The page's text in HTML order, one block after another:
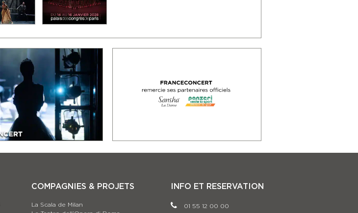
COMPAGNIES & PROJETS
La Scala de Milan
INFO ET RESERVATION
01 55 12 00 00